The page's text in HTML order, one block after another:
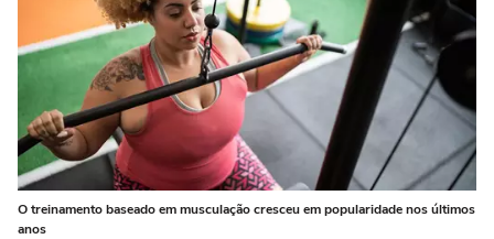
O treinamento baseado em musculação cresceu em popularidade nos últimos
anos